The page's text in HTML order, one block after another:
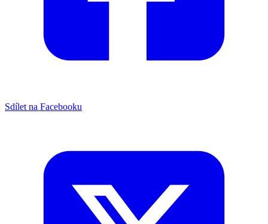
Sdílet na Facebooku